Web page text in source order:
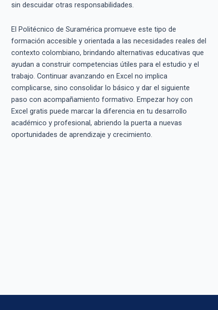
sin descuidar otras responsabilidades.
El Politécnico de Suramérica promueve este tipo de
formación accesible y orientada a las necesidades reales del
contexto colombiano, brindando alternativas educativas que
ayudan a construir competencias útiles para el estudio y el
trabajo. Continuar avanzando en Excel no implica
complicarse, sino consolidar lo básico y dar el siguiente
paso con acompañamiento formativo. Empezar hoy con
Excel gratis puede marcar la diferencia en tu desarrollo
académico y profesional, abriendo la puerta a nuevas
oportunidades de aprendizaje y crecimiento.